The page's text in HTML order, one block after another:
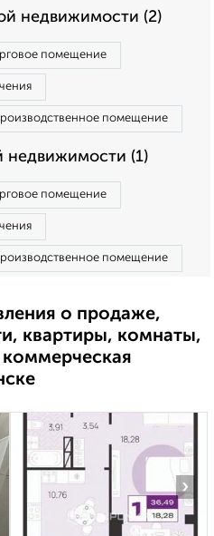
недвижимости (2)
помещение
помещение
недвижимости (1)
помещение
помещение
о продаже,
квартиры, комнаты,
›